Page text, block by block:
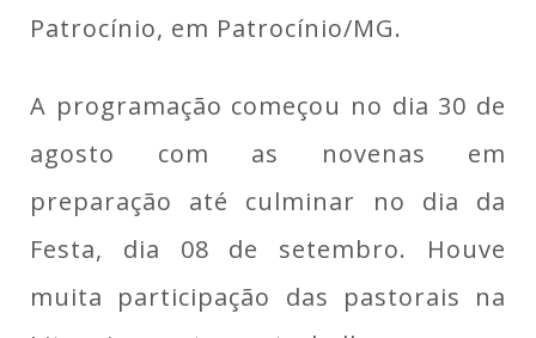
Patrocínio, em Patrocínio/MG.
A programação começou no dia 30 de
agosto com as novenas em
preparação até culminar no dia da
Festa, dia 08 de setembro. Houve
muita participação das pastorais na